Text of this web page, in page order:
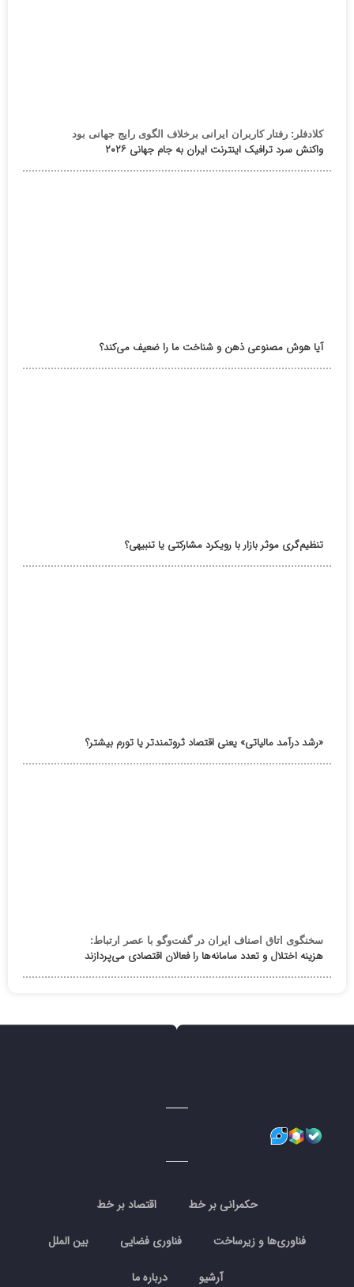
کلادفلر: رفتار کاربران ایرانی برخلاف الگوی رایج جهانی بود
واکنش سرد ترافیک اینترنت ایران به جام جهانی ۲۰۲۶
آیا هوش مصنوعی ذهن و شناخت ما را ضعیف می‌کند؟
تنظیم‌گری موثر بازار با رویکرد مشارکتی یا تنبیهی؟
«رشد درآمد مالیاتی» یعنی اقتصاد ثروتمندتر یا تورم بیشتر؟
سخنگوی اتاق اصناف ایران در گفت‌وگو با عصر ارتباط:
هزینه اختلال و تعدد سامانه‌ها را فعالان اقتصادی می‌پردازند
حکمرانی بر خط اقتصاد بر خط
فناوری‌ها و زیرساخت فناوری فضایی بین الملل
آرشیو درباره ما